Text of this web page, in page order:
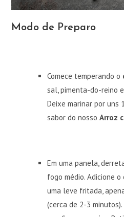
Modo de Preparo
Comece temperando o
sal, pimenta-do-reino
Deixe marinar por uns
sabor do nossoArroz
Em uma panela,
fogo médio. Adicione
uma leve fritada,
(cerca de 2-3